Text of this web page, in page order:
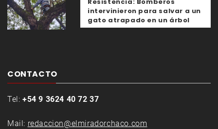
intervinieron para salvar a un
gato atrapado en un árbol
CONTACTO
Tel: +54 9 3624 40 72 37
Mail: redaccion@elmiradorchaco.com